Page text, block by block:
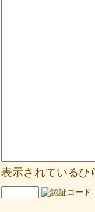
表示されているひ